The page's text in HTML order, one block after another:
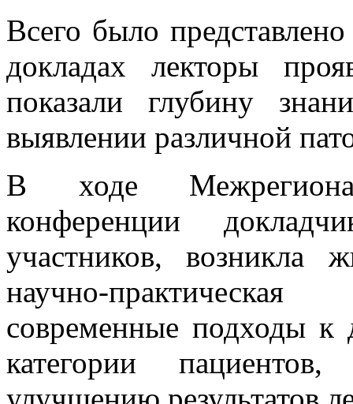
Всего было
докладах лекторы
показали глубину
выявлении различной
В ходе
конференции
участников, возникла
научно-
современные подходы к
категории